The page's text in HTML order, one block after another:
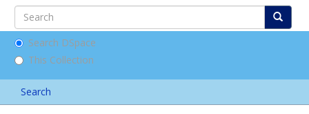
Search DSpace
This Collection
Search